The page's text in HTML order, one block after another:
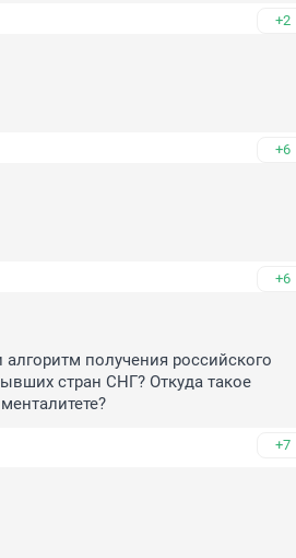
+2
+6
+6
получения российского
стран СНГ? Откуда такое
+7